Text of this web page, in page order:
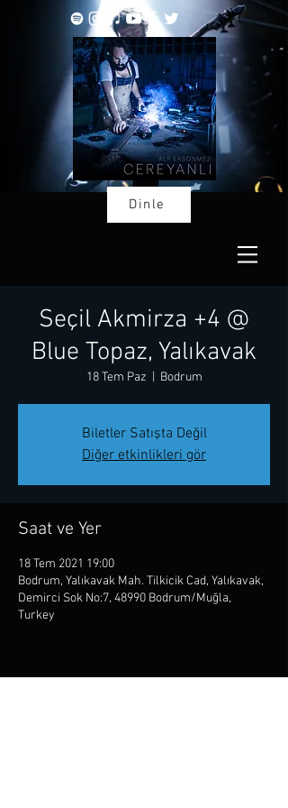
Dinle
Seçil Akmirza +4 @
Blue Topaz, Yalıkavak
18 Tem Paz Bodrum
Biletler Satışta Değil
Diğer etkinlikleri gör
Saat ve Yer
18 Tem 2021 19:00
Bodrum, Yalıkavak Mah. Tilkicik Cad, Yalıkavak,
Demirci Sok No:7, 48990 Bodrum/Muğla,
Turkey